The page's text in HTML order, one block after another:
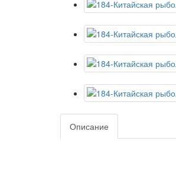
Описание